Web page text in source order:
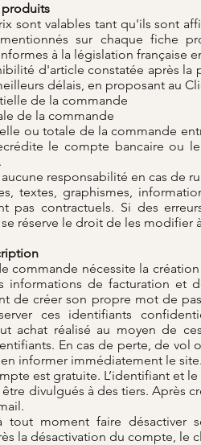
sont valables tant qu'ils sont
mentionnés sur chaque fiche
à la législation française
d'article constatée après la
délais, en proposant au
de la commande
de la commande
ou totale de la commande
le compte bancaire ou
aucune responsabilité en cas
textes, graphismes,
pas contractuels. Si des
se réserve le droit de les modifier
commande nécessite la
informations de facturation et
de créer son propre mot de
ces identifiants
achat réalisé au moyen de
En cas de perte, de
informer immédiatement le site.
est gratuite. L’identifiant et
divulgués à des tiers. Après
tout moment faire désactiver
la désactivation du compte, le